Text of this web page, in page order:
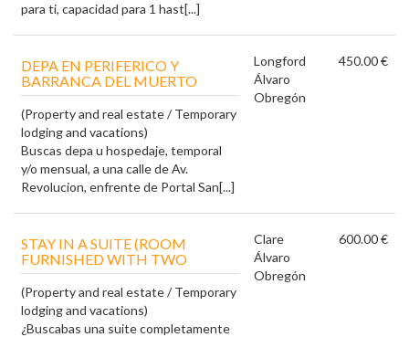
para ti, capacidad para 1 hast[...]
DEPA EN PERIFERICO Y
BARRANCA DEL MUERTO
(Property and real estate / Temporary
lodging and vacations)
Buscas depa u hospedaje, temporal
y/o mensual, a una calle de Av.
Revolucion, enfrente de Portal San[...]
Longford
Álvaro
Obregón
450.00 €
STAY IN A SUITE (ROOM
FURNISHED WITH TWO
(Property and real estate / Temporary
lodging and vacations)
¿Buscabas una suite completamente
Clare
Álvaro
Obregón
600.00 €